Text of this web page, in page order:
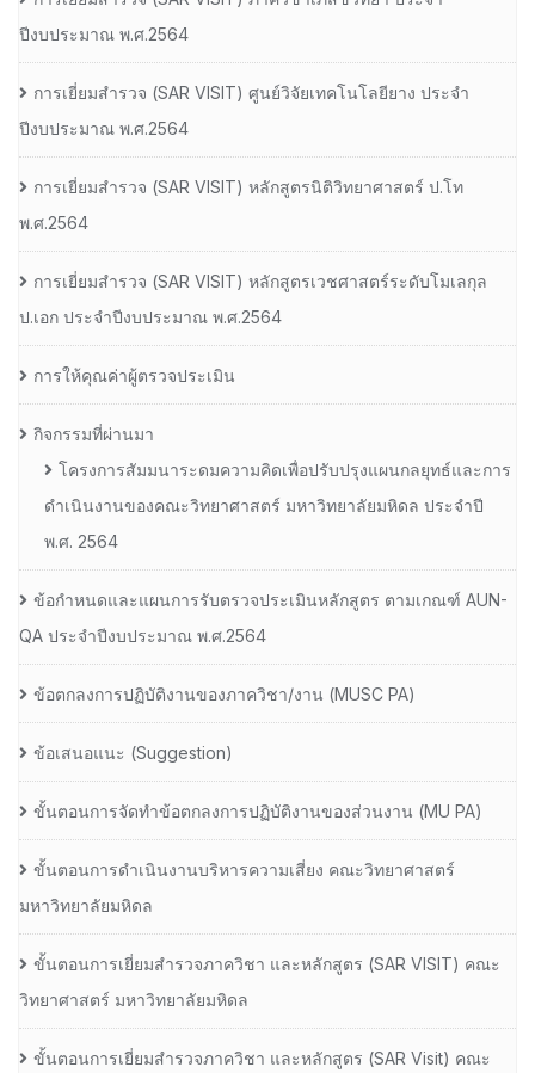
ปีงบประมาณ พ.ศ.2564
การเยี่ยมสํารวจ (SAR VISIT) ศูนย์วิจัยเทคโนโลยียาง ประจํา
ปีงบประมาณ พ.ศ.2564
การเยี่ยมสํารวจ (SAR VISIT) หลักสูตรนิติวิทยาศาสตร์ ป.โท
พ.ศ.2564
การเยี่ยมสํารวจ (SAR VISIT) หลักสูตรเวชศาสตร์ระดับโมเลกุล
ป.เอก ประจําปีงบประมาณ พ.ศ.2564
การให้คุณค่าผู้ตรวจประเมิน
กิจกรรมที่ผ่านมา
โครงการสัมมนาระดมความคิดเพื่อปรับปรุงแผนกลยุทธ์และการ
ดำเนินงานของคณะวิทยาศาสตร์ มหาวิทยาลัยมหิดล ประจำปี
พ.ศ. 2564
ข้อกำหนดและแผนการรับตรวจประเมินหลักสูตร ตามเกณฑ์ AUN-
QA ประจำปีงบประมาณ พ.ศ.2564
ข้อตกลงการปฏิบัติงานของภาควิชา/งาน (MUSC PA)
ข้อเสนอแนะ (Suggestion)
ขั้นตอนการจัดทำข้อตกลงการปฏิบัติงานของส่วนงาน (MU PA)
ขั้นตอนการดำเนินงานบริหารความเสี่ยง คณะวิทยาศาสตร์
มหาวิทยาลัยมหิดล
ขั้นตอนการเยี่ยมสำรวจภาควิชา และหลักสูตร (SAR VISIT) คณะ
วิทยาศาสตร์ มหาวิทยาลัยมหิดล
ขั้นตอนการเยี่ยมสำรวจภาควิชา และหลักสูตร (SAR Visit) คณะ